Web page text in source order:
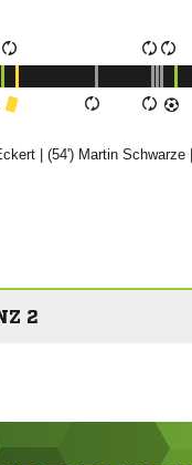
| (54')  
2